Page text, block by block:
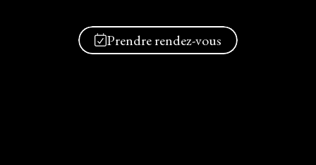
Prendre rendez-vous